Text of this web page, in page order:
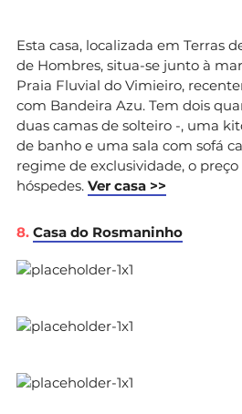
Esta casa, localizada em Terras
de Hombres, situa-se junto à
Praia Fluvial do Vimieiro,
com Bandeira Azu. Tem dois
duas camas de solteiro -, uma
de banho e uma sala com sofá
regime de exclusividade, o
hóspedes. Ver casa >>
8. Casa do Rosmaninho